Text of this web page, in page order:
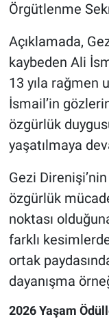
Örgütlenme
Açıklamada,
kaybeden Ali
13 yıla rağmen
İsmail’in
özgürlük
yaşatılmaya
Gezi
özgürlük
noktası
farklı
ortak
dayanışma
2026 Yaşam